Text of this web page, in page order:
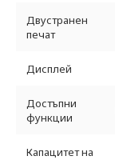
Двустранен
печат
Дисплей
Достъпни
функции
Капацитет на